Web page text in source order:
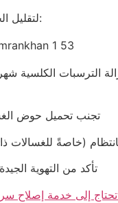
لتقليل الحاجة إلى الإصلاحات:
الترسبات الكلسية
تجنب تحميل حوض
(خاصةً للغسالات
تأكد من التهوية
إلى خدمة إصلاح